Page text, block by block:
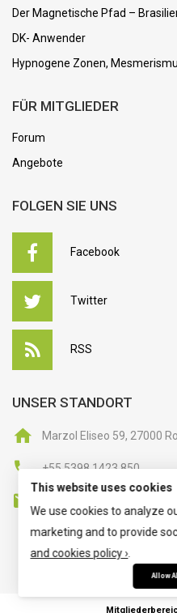
Der Magnetische Pfad –
DK- Anwender
Hypnogene Zonen,
FÜR MITGLIEDER
Forum
Angebote
FOLGEN SIE UNS
Facebook
Twitter
RSS
UNSER STANDORT
Marzol Eliseo 59, 27000
+55 5398 1423 850
This website uses cookies
We use cookies to analyze
marketing and to provide
and cookies policy ›.
Allow